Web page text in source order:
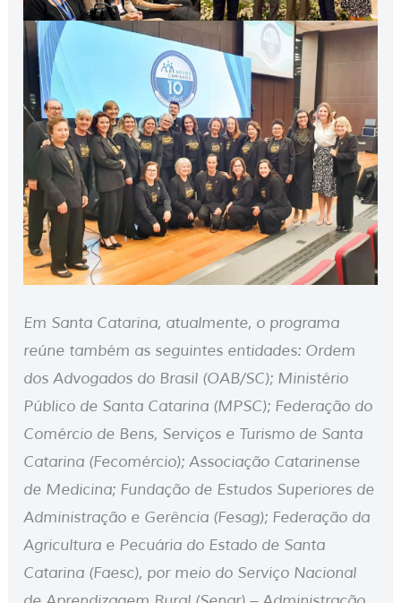
Em Santa Catarina, atualmente, o programa
reúne também as seguintes entidades: Ordem
dos Advogados do Brasil (OAB/SC); Ministério
Público de Santa Catarina (MPSC); Federação do
Comércio de Bens, Serviços e Turismo de Santa
Catarina (Fecomércio); Associação Catarinense
de Medicina; Fundação de Estudos Superiores de
Administração e Gerência (Fesag); Federação da
Agricultura e Pecuária do Estado de Santa
Catarina (Faesc), por meio do Serviço Nacional